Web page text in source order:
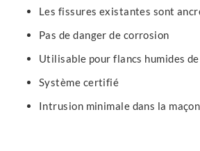
Les fissures existantes sont
Pas de danger de corrosion
Utilisable pour flancs humides
Système certifié
Intrusion minimale dans la